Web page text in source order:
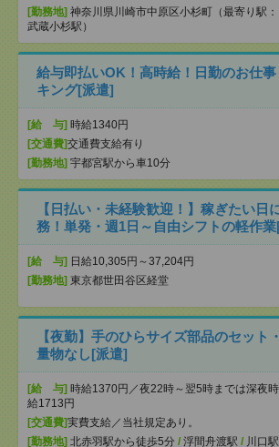
[勤務地] 神奈川県川崎市中原区小杉町（最寄り駅：
武蔵小杉駅）
給与即払いOK！高時給！日勤のお仕事
キング[派遣]
[給 与] 時給1340円
[交通費]交通費支給有り
[勤務地] 宇都宮駅から車10分
【日払い・未経験歓迎！】稼ぎたい日
務！単発・週1日～自由シフトの軽作
[給 与] 日給10,305円～37,204円
[勤務地] 東京都世田谷区経堂
【夜勤】手のひらサイズ部品のセット
量物なし[派遣]
[給 与] 時給1370円／夜22時～翌5時までは深夜時
給1713円
[交通費]実費支給／当社規定あり。
[勤務地] 北赤羽駅から徒歩5分 / 浮間舟渡駅 / 川口駅